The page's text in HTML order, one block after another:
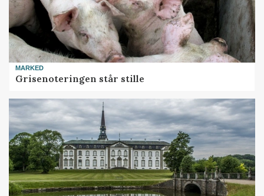
MARKED
Grisenoteringen står stille